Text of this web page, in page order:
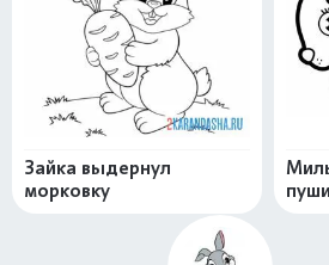
Зайка выдернул
морковку